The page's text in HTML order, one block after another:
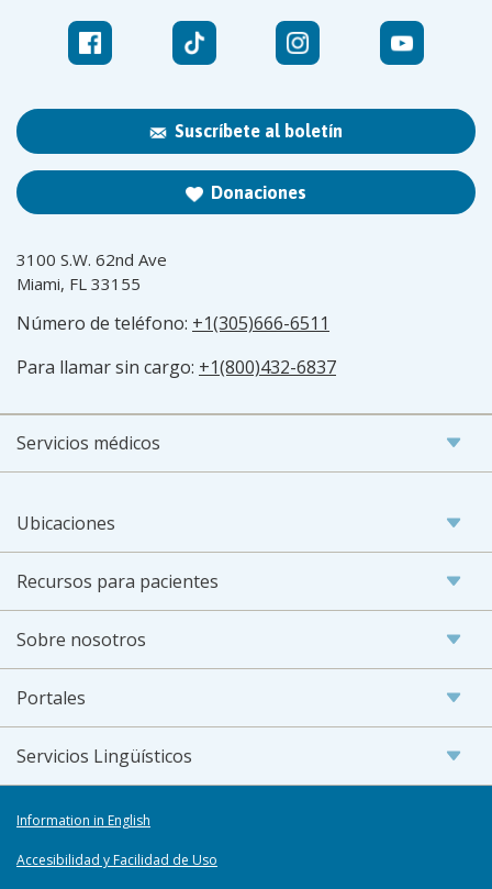
Suscríbete al boletín
Donaciones
3100 S.W. 62nd Ave
Miami, FL 33155
Número de teléfono: +1(305)666-6511
Para llamar sin cargo: +1(800)432-6837
Servicios médicos
Ubicaciones
Recursos para pacientes
Sobre nosotros
Portales
Servicios Lingüísticos
Information in English
Accesibilidad y Facilidad de Uso